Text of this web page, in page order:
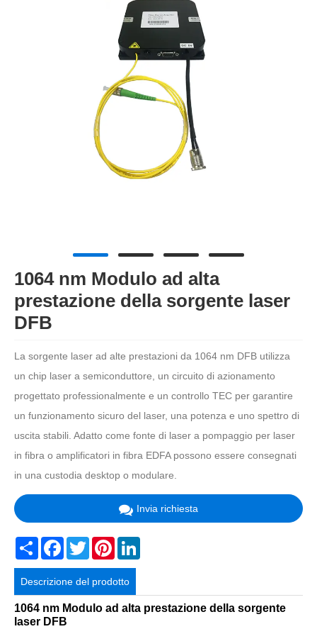
1064 nm Modulo ad alta
prestazione della sorgente laser
DFB
La sorgente laser ad alte prestazioni da 1064 nm DFB utilizza
un chip laser a semiconduttore, un circuito di azionamento
progettato professionalmente e un controllo TEC per garantire
un funzionamento sicuro del laser, una potenza e uno spettro di
uscita stabili. Adatto come fonte di laser a pompaggio per laser
in fibra o amplificatori in fibra EDFA possono essere consegnati
in una custodia desktop o modulare.
Invia richiesta
Share Facebook
TwitterPinterest
Descrizione del prodotto
1064 nm Modulo ad alta prestazione della sorgente
laser DFB